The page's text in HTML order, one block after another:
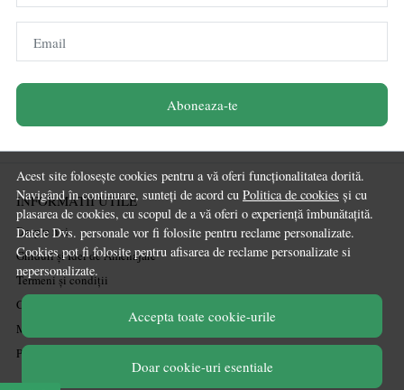
Acest site folosește cookies pentru a vă oferi funcționalitatea dorită.
Navigând în continuare, sunteți de acord cu Politica de cookies și cu
plasarea de cookies, cu scopul de a vă oferi o experiență îmbunătațită.
Datele Dvs. personale vor fi folosite pentru reclame personalizate.
Cookies pot fi folosite pentru afisarea de reclame personalizate si
nepersonalizate.
Accepta toate cookie-urile
Doar cookie-uri esentiale
Email
Aboneaza-te
INFORMATII UTILE
Despre noi
Ghiduri și Idei de Amenajare
Termeni și condiții
Confidențialitate
Mărturiile clienților
Politica de Cookies